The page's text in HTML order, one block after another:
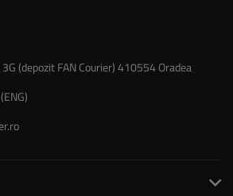
(depozit FAN Courier) 410554 Oradea